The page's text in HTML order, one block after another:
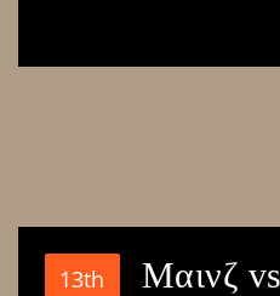
13th
Μαινζ